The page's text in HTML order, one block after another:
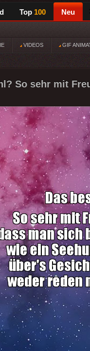
Top 100 Neu
VIDEOS GIF
So sehr mit